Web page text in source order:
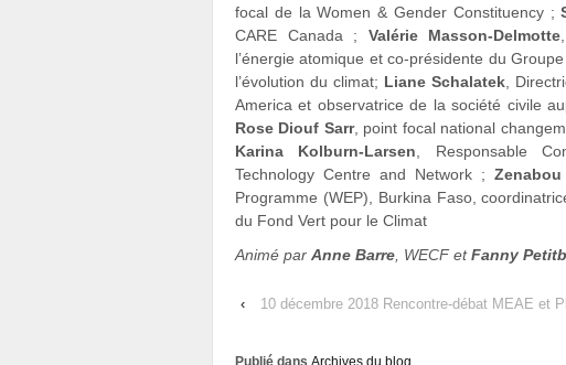
focal de la Women & Gender Constituency ;
CARE Canada ; Valérie Masson-Delmotte
l’énergie atomique et co-présidente du
l’évolution du climat; Liane Schalatek,
America et observatrice de la société civile
Rose Diouf Sarr, point focal national
Karina Kolburn-Larsen, Responsable
Technology Centre and Network ;Zenabou
Programme (WEP), Burkina Faso,
du Fond Vert pour le Climat
Animé par Anne Barre, WECF etFanny
‹
10 décembre 2018 Rencontre-débat MEAE et